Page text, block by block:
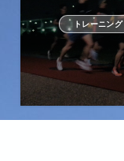
トレーニング